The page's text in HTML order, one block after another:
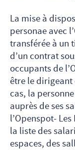
La mise à
personae avec
transférée à un
d’un contrat
occupants de
être le dirigeant
cas, la
auprès de ses
l’Openspot-
la liste des
espaces, des